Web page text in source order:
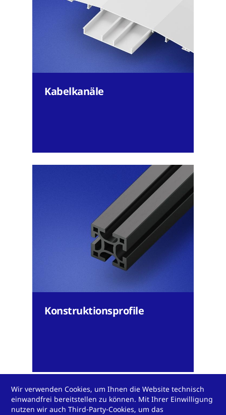
Kabelkanäle
Konstruktionsprofile
Mehr anzeigen
Wir verwenden Cookies, um Ihnen die Website technisch
einwandfrei bereitstellen zu können. Mit Ihrer Einwilligung
nutzen wir auch Third-Party-Cookies, um das